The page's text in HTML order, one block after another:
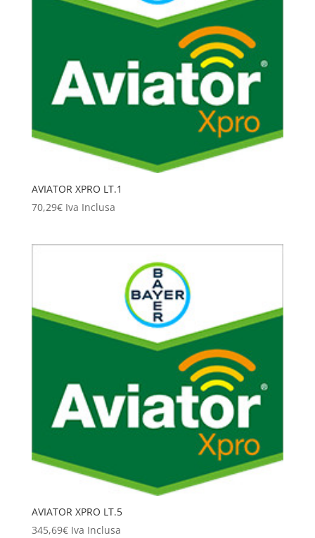
AVIATOR XPRO LT.1
70,29€ Iva Inclusa
AVIATOR XPRO LT.5
345,69€ Iva Inclusa